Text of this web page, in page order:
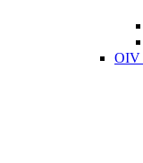
OIV